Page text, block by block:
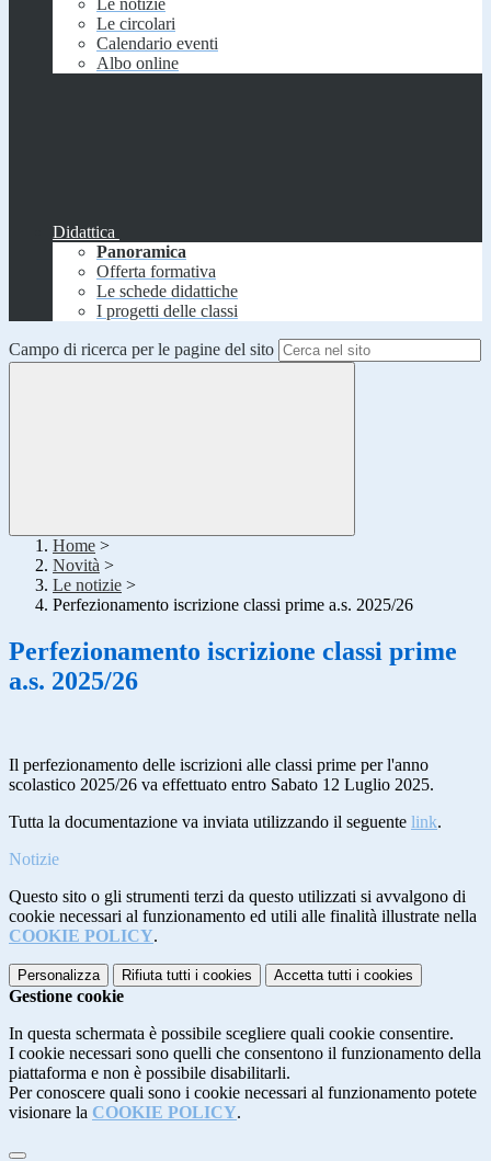
Le notizie
Le circolari
Calendario eventi
Albo online
Didattica
Panoramica
Offerta formativa
Le schede didattiche
I progetti delle classi
Campo di ricerca per le pagine del sito
Home >
Novità >
Le notizie >
Perfezionamento iscrizione classi prime a.s. 2025/26
Perfezionamento iscrizione classi prime
a.s. 2025/26
Il perfezionamento delle iscrizioni alle classi prime per l'anno
scolastico 2025/26 va effettuato entro Sabato 12 Luglio 2025.
Tutta la documentazione va inviata utilizzando il seguente link.
Notizie
Questo sito o gli strumenti terzi da questo utilizzati si avvalgono di
cookie necessari al funzionamento ed utili alle finalità illustrate nella
COOKIE POLICY.
Personalizza Rifiuta tutti i cookies Accetta tutti i cookies
Gestione cookie
In questa schermata è possibile scegliere quali cookie consentire.
I cookie necessari sono quelli che consentono il funzionamento della
piattaforma e non è possibile disabilitarli.
Per conoscere quali sono i cookie necessari al funzionamento potete
visionare la COOKIE POLICY.